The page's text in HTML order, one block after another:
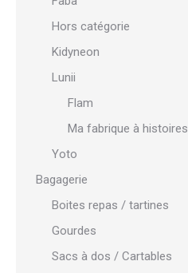
Hors catégorie
Kidyneon
Lunii
Flam
Ma fabrique à histoires
Yoto
Bagagerie
Boites repas / tartines
Gourdes
Sacs à dos / Cartables